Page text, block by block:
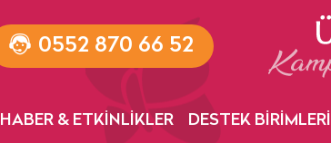
0552 870 66 52
HABER & ETKİNLİKLER DESTEK BİRİMLERİ